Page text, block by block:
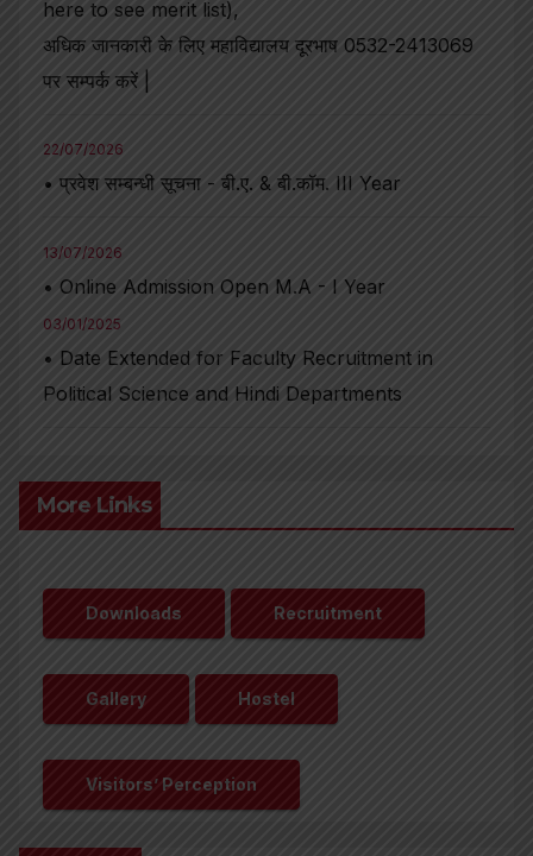
here to see merit list),
अधिक जानकारी के लिए महाविद्यालय दूरभाष 0532-2413069
पर सम्पर्क करें |
22/07/2026
• प्रवेश सम्बन्धी सूचना - बी.ए. & बी.कॉम. III Year
13/07/2026
• Online Admission Open M.A - I Year
03/01/2025
• Date Extended for Faculty Recruitment in
Political Science and Hindi Departments
More Links
Downloads Recruitment
Gallery Hostel
Visitors’ Perception